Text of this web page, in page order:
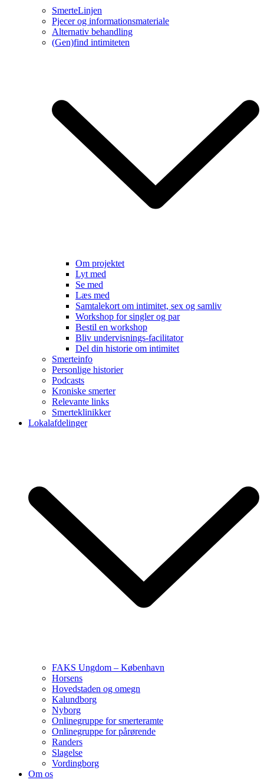
SmerteLinjen
Pjecer og informationsmateriale
Alternativ behandling
(Gen)find intimiteten
Om projektet
Lyt med
Se med
Læs med
Samtalekort om intimitet, sex og samliv
Workshop for singler og par
Bestil en workshop
Bliv undervisnings-facilitator
Del din historie om intimitet
Smerteinfo
Personlige historier
Podcasts
Kroniske smerter
Relevante links
Smerteklinikker
Lokalafdelinger
FAKS Ungdom – København
Horsens
Hovedstaden og omegn
Kalundborg
Nyborg
Onlinegruppe for smerteramte
Onlinegruppe for pårørende
Randers
Slagelse
Vordingborg
Om os